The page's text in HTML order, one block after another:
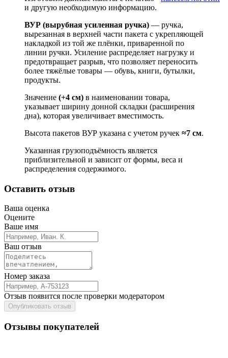
и другую необходимую информацию.
ВУР (вырубная усиленная ручка) — ручка,
вырезанная в верхней части пакета с укрепляющей
накладкой из той же плёнки, приваренной по
линии ручки. Усиление распределяет нагрузку и
предотвращает разрыв, что позволяет переносить
более тяжёлые товары — обувь, книги, бутылки,
продукты.
Значение (+4 см) в наименовании товара,
указывает ширину донной складки (расширения
дна), которая увеличивает вместимость.
Высота пакетов ВУР указана с учетом ручек ≈7 см.
Указанная грузоподъёмность является
приблизительной и зависит от формы, веса и
распределения содержимого.
Оставить отзыв
Ваша оценка
Оцените
Ваше имя
Ваш отзыв
Номер заказа
Отзыв появится после проверки модератором
Опубликовать отзыв
Отзывы покупателей